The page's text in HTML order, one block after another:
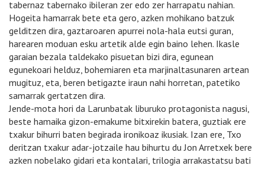
tabernaz tabernako ibileran zer edo zer harrapatu nahian.
Hogeita hamarrak bete eta gero, azken mohikano batzuk
gelditzen dira, gaztaroaren apurrei nola-hala eutsi guran,
harearen moduan esku artetik alde egin baino lehen. Ikasle
garaian bezala taldekako pisuetan bizi dira, egunean
egunekoari helduz, bohemiaren eta marjinaltasunaren artean
mugituz, eta, beren betigazte iraun nahi horretan, patetiko
samarrak gertatzen dira.
Jende-mota hori da Larunbatak liburuko protagonista nagusi,
beste hamaika gizon-emakume bitxirekin batera, guztiak ere
txakur bihurri baten begirada ironikoaz ikusiak. Izan ere, Txo
deritzan txakur adar-jotzaile hau bihurtu du Jon Arretxek bere
azken nobelako gidari eta kontalari, trilogia arrakastatsu bati